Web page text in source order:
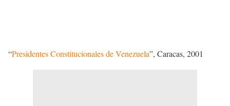
“Presidentes Constitucionales de Venezuela”, Caracas, 2001